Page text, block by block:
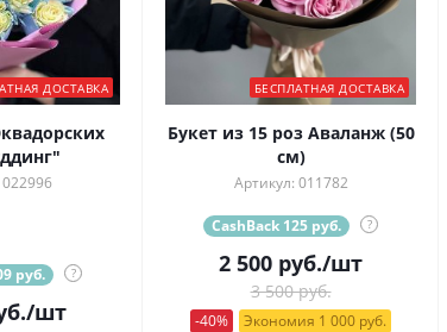
ДОСТАВКА
руб. ?
/шт
БЕСПЛАТНАЯ ДОСТАВКА
Букет из 15 роз Аваланж (50
см)
Артикул: 011782
CashBack 125 руб. ?
2 500 руб./шт
3 500 руб.
-40% Экономия 1 000 руб.